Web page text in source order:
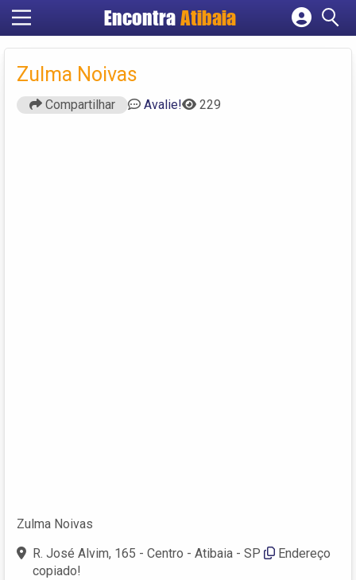
Encontra Atibaia
Cadastrar empresa
Zulma Noivas
Compartilhar Avalie! 229
Zulma Noivas
R. José Alvim, 165 - Centro - Atibaia - SP
Endereço
copiado!